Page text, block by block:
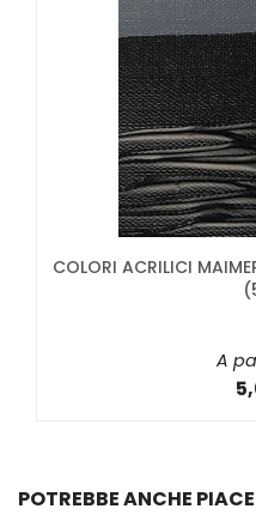
COLORI ACRILICI
A
POTREBBE ANCHE